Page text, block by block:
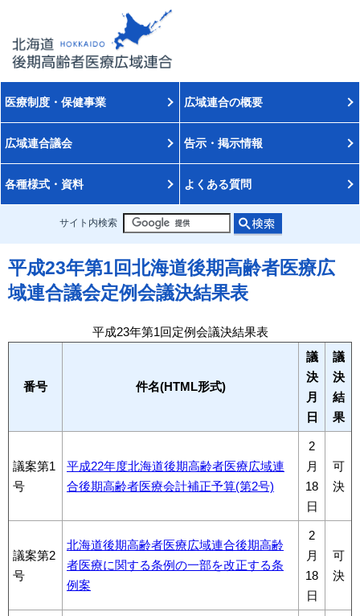
医療制度・保健事業 広域連合の概要
広域連合議会 告示・掲示情報
各種様式・資料 よくある質問
サイト内検索
平成23年第1回北海道後期高齢者医療広
域連合議会定例会議決結果表
平成23年第1回定例会議決結果表
番号 件名(HTML形式)
議
決
月
日
議
決
結
果
議案第1
号
平成22年度北海道後期高齢者医療広域連
合後期高齢者医療会計補正予算(第2号)
2
月
18
日
可
決
議案第2
号
北海道後期高齢者医療広域連合後期高齢
者医療に関する条例の一部を改正する条
例案
2
月
18
日
可
決